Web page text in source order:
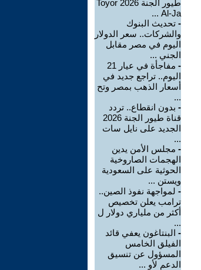
طيور الجنة 2026 Toyor
Al-Ja ...
- تحديث البنوك
والشركات.. سعر الدولار
اليوم في مصر مقابل
الجني ...
-
مفاجأة في عيار 21
اليوم.. تراجع جديد في
أسعار الذهب بمصر وتح
...
- بدون انقطاع.. تردد
قناة طيور الجنة 2026
الجديد على نايل سات
...
- مجلس الأمن يدين
الهجمات الصاروخية
الحوثية على السعودية
ويستن ...
- لمواجهة نفوذ الصين..
ترامب يعلن تخصيص
أكثر من ملياري دولار ل
...
- البنتاغون يعفي قائد
الفيلق الخامس
المسؤول عن تنسيق
الدعم لأو ...